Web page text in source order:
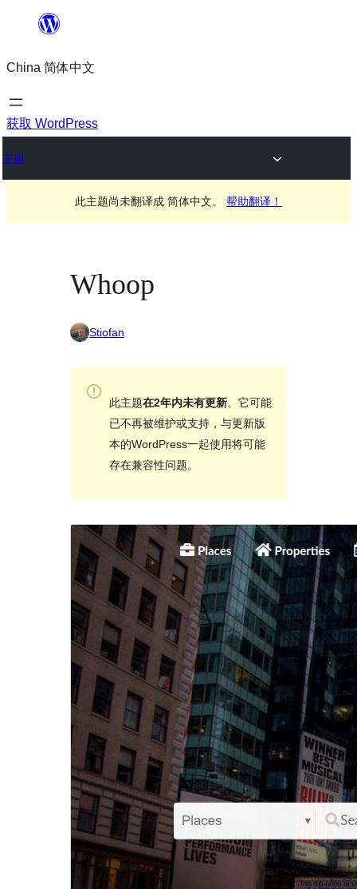
内
容
China 简体中文
获取 WordPress
主题
此主题尚未翻译成 简体中文。 帮助翻译！
Whoop
Stiofan
此主题在2年内未有更新。它可能
已不再被维护或支持，与更新版
本的WordPress一起使用将可能
存在兼容性问题。